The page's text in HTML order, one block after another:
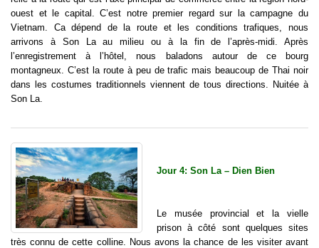
ouest et le capital. C’est notre premier regard sur la campagne du
Vietnam. Ca dépend de la route et les conditions trafiques, nous
arrivons à Son La au milieu ou à la fin de l’après-midi. Après
l’enregistrement à l’hôtel, nous baladons autour de ce bourg
montagneux. C’est la route à peu de trafic mais beaucoup de Thai noir
dans les costumes traditionnels viennent de tous directions. Nuitée à
Son La.
Jour 4: Son La – Dien Bien
Le musée provincial et la vielle
prison à côté sont quelques sites
très connu de cette colline. Nous avons la chance de les visiter avant